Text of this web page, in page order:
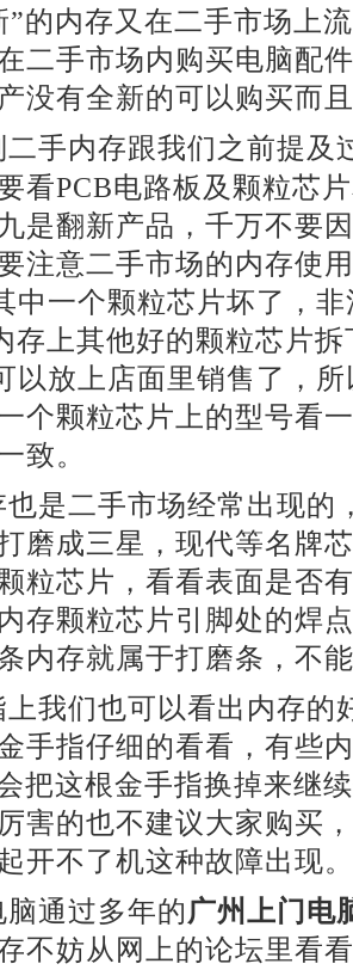
”的内存又在二手市场上
二手市场内购买电脑配
没有全新的可以购买而
手内存跟我们之前提及
看PCB电路板及颗粒芯
是翻新产品，千万不要
注意二手市场的内存使
中一个颗粒芯片坏了，
存上其他好的颗粒芯片
以放上店面里销售了，
个颗粒芯片上的型号看
致。
是二手市场经常出现的
磨成三星，现代等名牌
粒芯片，看看表面是否
存颗粒芯片引脚处的焊
内存就属于打磨条，不
我们也可以看出内存的
手指仔细的看看，有些
把这根金手指换掉来继
害的也不建议大家购买
开不了机这种故障出现。
通过多年的广州上门电
不妨从网上的论坛里看